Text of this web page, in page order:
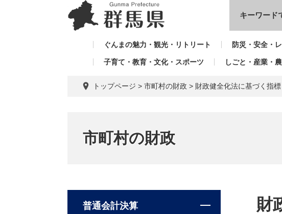
キーワード
ぐんまの魅力・観光・リトリート 防災・安全・
子育て・教育・文化・スポーツ しごと・産業・
トップページ > 市町村の財政 > 財政健全化法に基づく指標
市町村の財政
財
普通会計決算